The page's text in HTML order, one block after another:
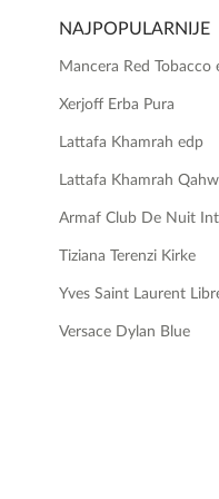
NAJPOPULARNIJE
Mancera Red Tobacco
Xerjoff Erba Pura
Lattafa Khamrah edp
Lattafa Khamrah
Armaf Club De Nuit
Tiziana Terenzi Kirke
Yves Saint Laurent
Versace Dylan Blue